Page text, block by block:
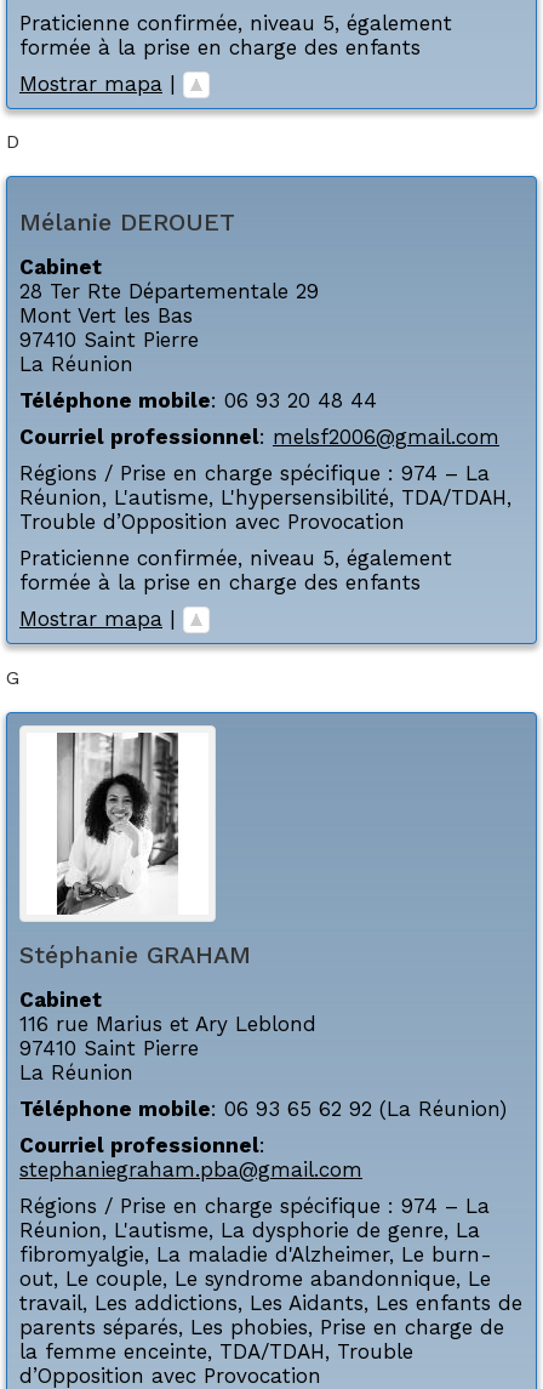
Praticienne confirmée, niveau 5, également
formée à la prise en charge des enfants
Mostrar mapa |
D
Mélanie DEROUET
Cabinet
28 Ter Rte Départementale 29
Mont Vert les Bas
97410 Saint Pierre
La Réunion
Téléphone mobile: 06 93 20 48 44
Courriel professionnel: melsf2006@gmail.com
Régions / Prise en charge spécifique : 974 – La
Réunion, L'autisme, L'hypersensibilité, TDA/TDAH,
Trouble d’Opposition avec Provocation
Praticienne confirmée, niveau 5, également
formée à la prise en charge des enfants
Mostrar mapa
G
Stéphanie GRAHAM
Cabinet
116 rue Marius et Ary Leblond
97410 Saint Pierre
La Réunion
Téléphone mobile: 06 93 65 62 92 (La Réunion)
Courriel professionnel:
stephaniegraham.pba@gmail.com
Régions / Prise en charge spécifique : 974 – La
Réunion, L'autisme, La dysphorie de genre, La
fibromyalgie, La maladie d'Alzheimer, Le burn-
out, Le couple, Le syndrome abandonnique, Le
travail, Les addictions, Les Aidants, Les enfants de
parents séparés, Les phobies, Prise en charge de
la femme enceinte, TDA/TDAH, Trouble
d’Opposition avec Provocation